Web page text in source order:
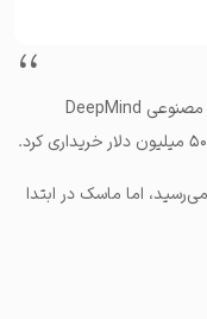
در سال ۲۰۱۴، گوگل آزمایشگاه تحقیقاتی هوش مصنوعی DeepMind
اما ماسک در ابتدا